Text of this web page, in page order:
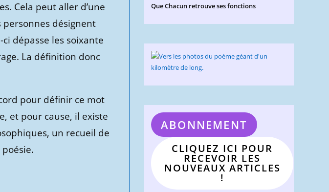
Cela peut aller d’une
désignent
dépasse les soixante
La définition donc
pour définir ce mot
et pour cause, il existe
un recueil de
Que Chacun retrouve ses fonctions
ABONNEMENT
CLIQUEZ ICI POUR
RECEVOIR LES
NOUVEAUX ARTICLES
!